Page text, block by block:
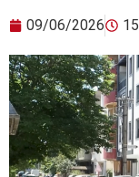
09/06/2026